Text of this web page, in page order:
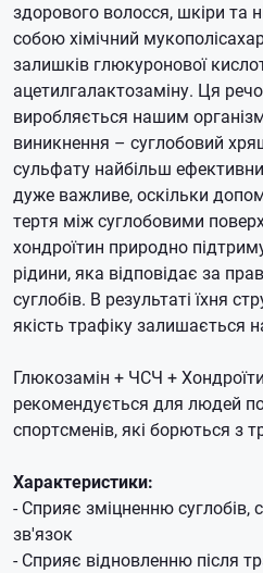
здорового волосся, шкіри та
собою хімічний
залишків глюкуронової
ацетилгалактозаміну. Ця
виробляється нашим
виникнення – суглобовий
сульфату найбільш
дуже важливе, оскільки
тертя між суглобовими
хондроїтин природно
рідини, яка відповідає за
суглобів. В результаті їхня
якість трафіку залишається
Глюкозамін + ЧСЧ +
рекомендується для людей
спортсменів, які борються з
Характеристики:
- Сприяє зміцненню суглобів,
зв'язок
- Сприяє відновленню після